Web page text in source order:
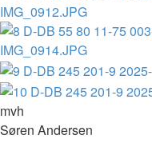
mvh
Søren Andersen